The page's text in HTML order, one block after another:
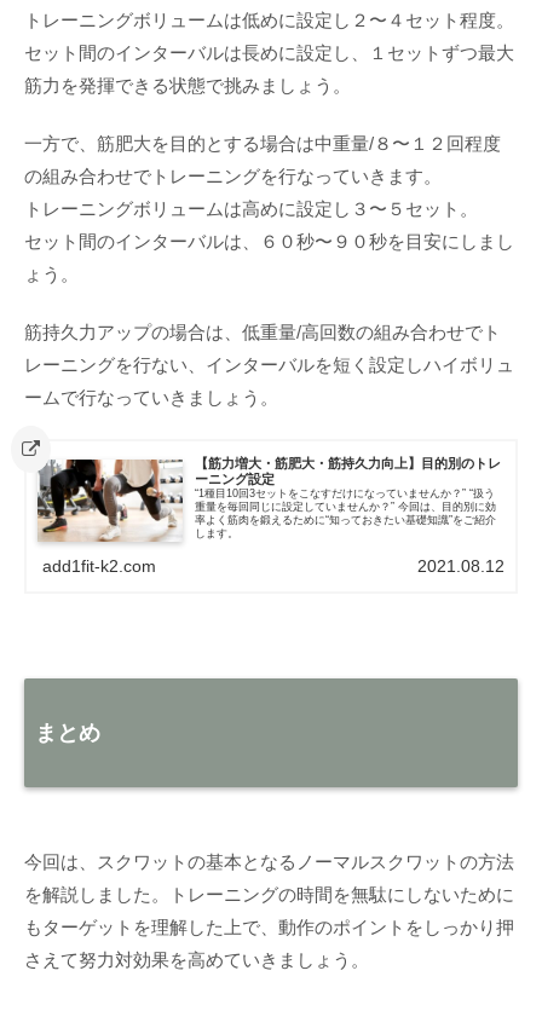
トレーニングボリュームは低めに設定し２〜４セット程度。
セット間のインターバルは長めに設定し、１セットずつ最大
筋力を発揮できる状態で挑みましょう。
一方で、筋肥大を目的とする場合は中重量/８〜１２回程度
の組み合わせでトレーニングを行なっていきます。
トレーニングボリュームは高めに設定し３〜５セット。
セット間のインターバルは、６０秒〜９０秒を目安にしまし
ょう。
筋持久力アップの場合は、低重量/高回数の組み合わせでト
レーニングを行ない、インターバルを短く設定しハイボリュ
ームで行なっていきましょう。
【筋力増大・筋肥大・筋持久力向上】目的別のトレ
ーニング設定
“1種目10回3セットをこなすだけになっていませんか？” “扱う
重量を毎回同じに設定していませんか？” 今回は、目的別に効
率よく筋肉を鍛えるために“知っておきたい基礎知識”をご紹介
します。
add1fit-k2.com 2021.08.12
まとめ
今回は、スクワットの基本となるノーマルスクワットの方法
を解説しました。トレーニングの時間を無駄にしないために
もターゲットを理解した上で、動作のポイントをしっかり押
さえて努力対効果を高めていきましょう。